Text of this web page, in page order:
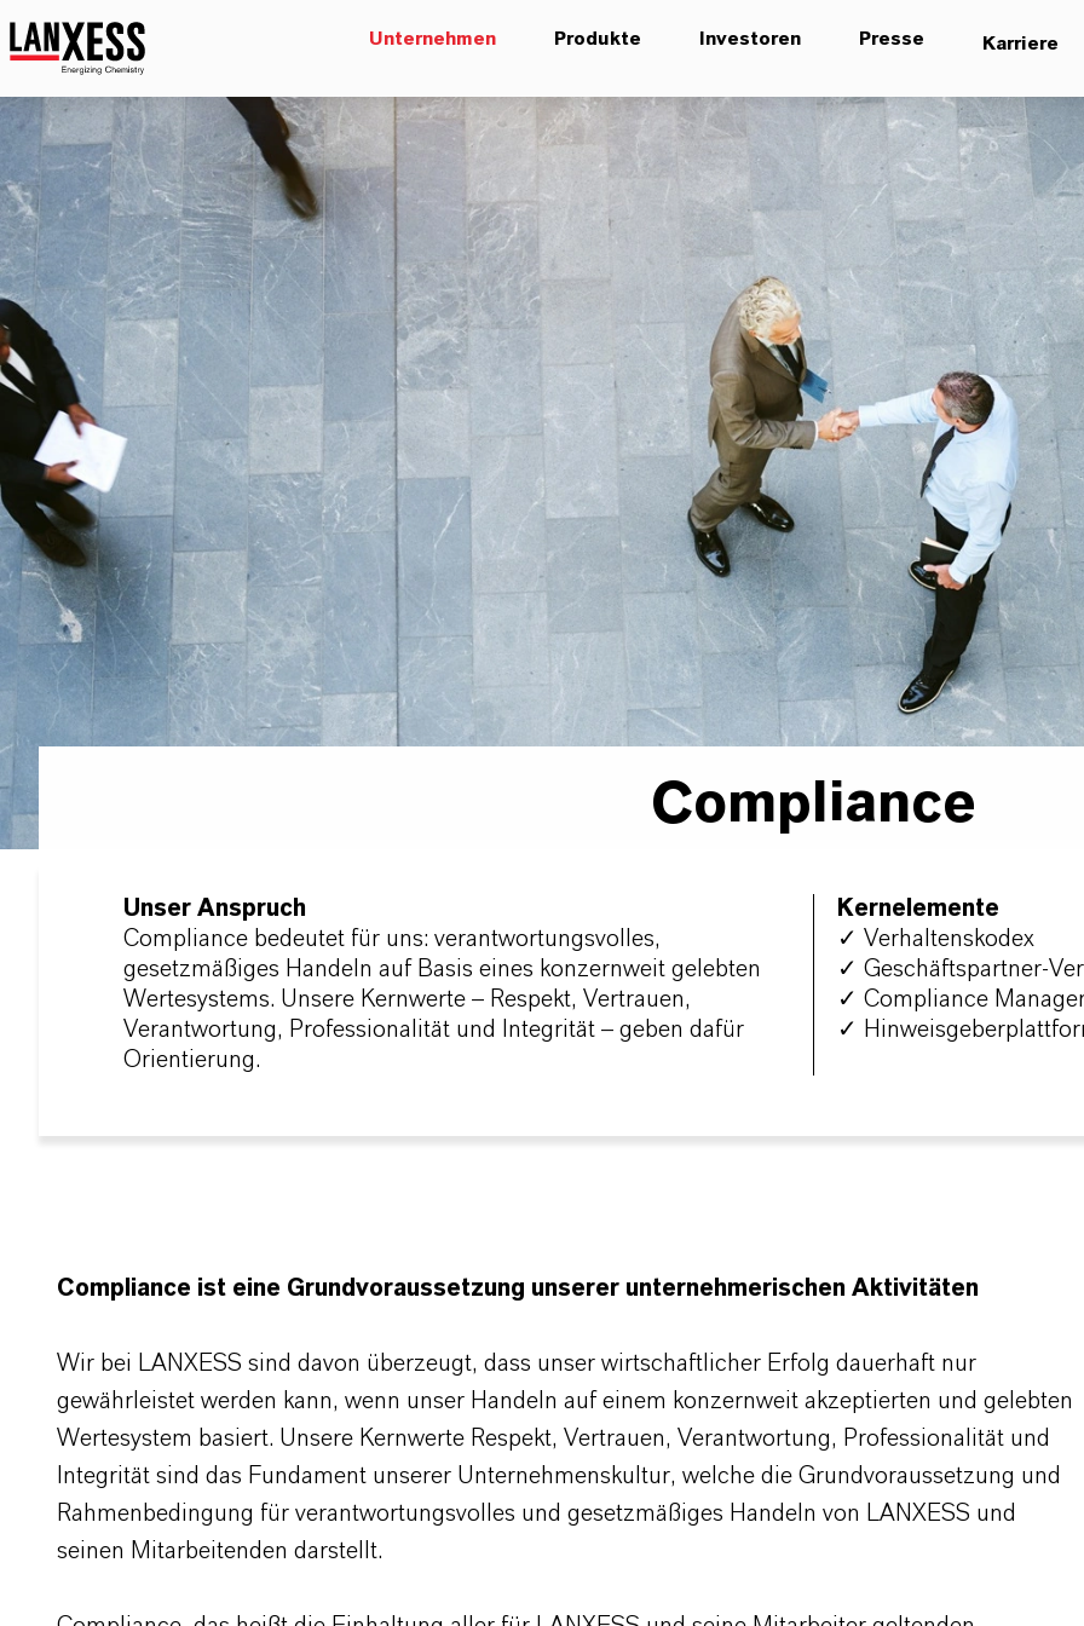
Unternehmen Produkte Investoren Presse Karriere
Compliance
Unser Anspruch
Compliance bedeutet für uns: verantwortungsvolles,
gesetzmäßiges Handeln auf Basis eines konzernweit gelebten
Wertesystems. Unsere Kernwerte – Respekt, Vertrauen,
Verantwortung, Professionalität und Integrität – geben dafür
Orientierung.
Kernelemente
✓ Verhaltenskodex
✓ Geschäftspartner-
✓ Compliance
✓
Compliance ist eine Grundvoraussetzung unserer unternehmerischen Aktivitäten
Wir bei LANXESS sind davon überzeugt, dass unser wirtschaftlicher Erfolg dauerhaft nur
gewährleistet werden kann, wenn unser Handeln auf einem konzernweit akzeptierten und gelebten
Wertesystem basiert. Unsere Kernwerte Respekt, Vertrauen, Verantwortung, Professionalität und
Integrität sind das Fundament unserer Unternehmenskultur, welche die Grundvoraussetzung und
Rahmenbedingung für verantwortungsvolles und gesetzmäßiges Handeln von LANXESS und
seinen Mitarbeitenden darstellt.